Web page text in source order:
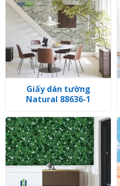
Giấy dán tường
Natural 88636-1